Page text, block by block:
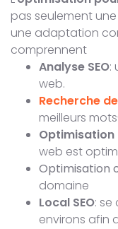
pas seulement
une adaptation
comprennent
Analyse SEO:
web.
Recherche
meilleurs
web est
Optimisation
domaine
Local SEO:
environs afin